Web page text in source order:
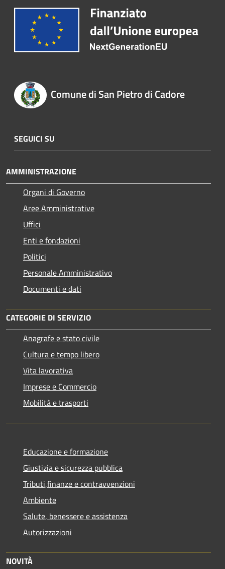
Comune di San Pietro di Cadore
SEGUICI SU
AMMINISTRAZIONE
Organi di Governo
Aree Amministrative
Uffici
Enti e fondazioni
Politici
Personale Amministrativo
Documenti e dati
CATEGORIE DI SERVIZIO
Anagrafe e stato civile
Cultura e tempo libero
Vita lavorativa
Imprese e Commercio
Mobilità e trasporti
Educazione e formazione
Giustizia e sicurezza pubblica
Tributi,finanze e contravvenzioni
Ambiente
Salute, benessere e assistenza
Autorizzazioni
NOVITÀ